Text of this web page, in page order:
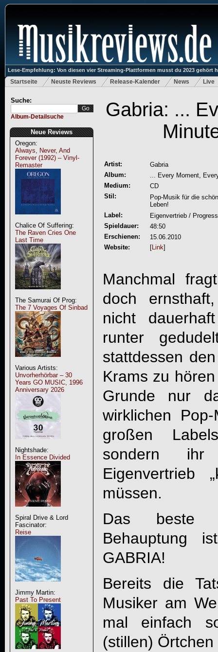
Lese-Empfehlung: Von diesen vier Streaming-Plattformen musst du 2023 gehört
Startseite Neuste Reviews Release-Kalender News Live
Suche:
Album-Detailsuche
Neue Reviews
Oregon:
Always, Never, And
Forever (1992) – Vinyl-
Remaster
Chalice Of Suffering:
The Raven Cries One
Last Time
The Samurai Of Prog:
The 7 Voyages Of Sinbad
Various Artists:
Unvorherhörbar – 30
Years GO MUSIC, 1996
Anniversary 2026
Nightshade:
In Essence Divided
Spiral Drive & Lord
Fascinator:
Reise
Jimmy Martin:
Past To Present
Gabria: ...
Artist:
Gabria
Album:
... Every Moment,
Medium:
CD
Stil:
Pop-Musik für die
Leben!
Label:
Eigenvertrieb /
Spieldauer:
48:50
Erschienen:
15.06.2010
Website:
[Link]
Manchmal
doch
nicht
runter
stattdessen
Krams zu
Grunde nur
wirklichen
großen
sondern ihr
Eigenvertrieb
müssen.
Das beste
Behauptung
GABRIA!
Bereits die
Musiker am
mal einfach
(stillen)